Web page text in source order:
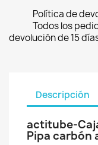
Política de
Todos los
devolución de 15
Descripción
actitube-
Pipa carbón